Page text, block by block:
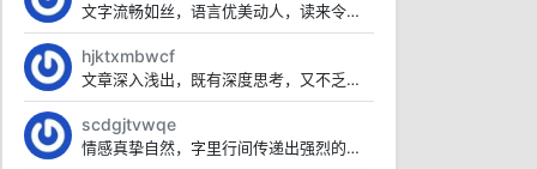
文字流畅如丝，语言优美动人，读来令人心旷神怡。
hjktxmbwcf
文章深入浅出，既有深度思考，又不乏广度覆盖，令人叹为观止。
scdgjtvwqe
情感真挚自然，字里行间传递出强烈的感染力。